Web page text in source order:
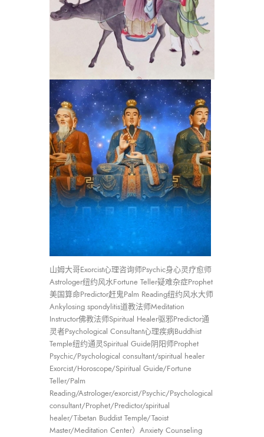
山姆大哥Exorcist心理咨询师Psychic身心灵疗愈师
Astrologer纽约风水Fortune Teller疑难杂症Prophet
美国算命Predictor赶鬼Palm Reading纽约风水大师
Ankylosing spondylitis道教法师Meditation
Instructor佛教法师Spiritual Healer驱邪Predictor通
灵者Psychological Consultant心理疾病Buddhist
Temple纽约通灵Spiritual Guide阴阳师Prophet
Psychic/Psychological consultant/spiritual healer
Exorcist/Horoscope/Spiritual Guide/Fortune
Teller/Palm
Reading/Astrologer/exorcist/Psychic/Psychological
consultant/Prophet/Predictor/spiritual
healer/Tibetan Buddist Temple/Taoist
Master/Meditation Center）Anxiety Counseling